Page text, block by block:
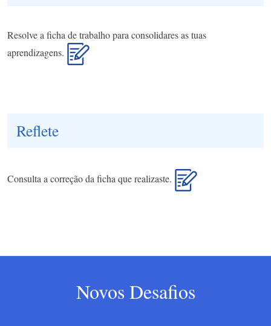
Resolve a ficha de trabalho para consolidares as tuas
aprendizagens.
Reflete
Consulta a correção da ficha que realizaste.
Novos Desafios